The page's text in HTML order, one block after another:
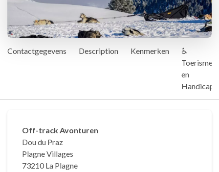
Contactgegevens Description Kenmerken
♿
Toerisme
en
Handicap
Off-track Avonturen
Dou du Praz
Plagne Villages
73210 La Plagne